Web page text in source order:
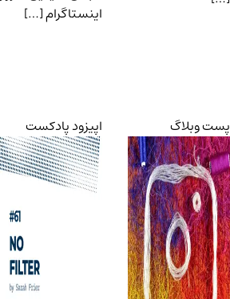
اینستاگرام […]
پست وبلاگ اپیزود پادکست